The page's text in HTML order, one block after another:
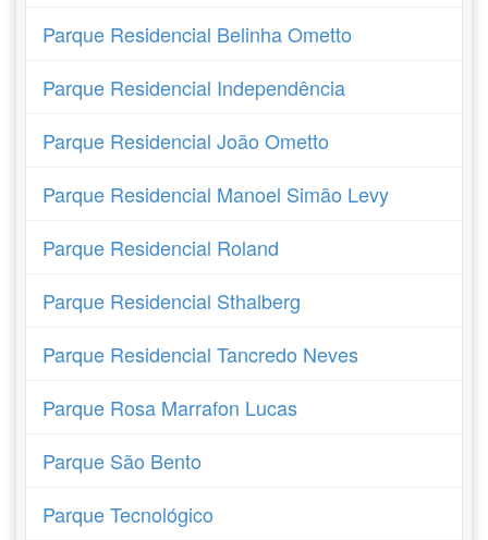
Parque Residencial Belinha Ometto
Parque Residencial Independência
Parque Residencial João Ometto
Parque Residencial Manoel Simão Levy
Parque Residencial Roland
Parque Residencial Sthalberg
Parque Residencial Tancredo Neves
Parque Rosa Marrafon Lucas
Parque São Bento
Parque Tecnológico